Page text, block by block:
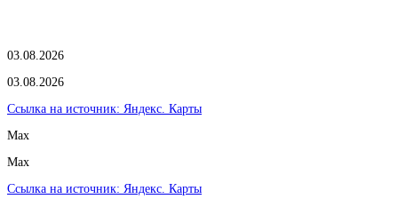
03.08.2026
03.08.2026
Ссылка на источник: Яндекс. Карты
Max
Max
Ссылка на источник: Яндекс. Карты